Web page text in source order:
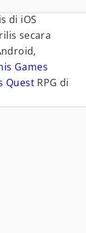
di iOS
secara
Games
Quest RPG di